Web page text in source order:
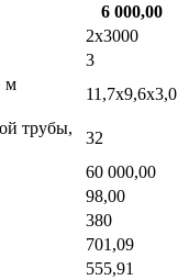
6 000,00
2х3000
3
м
11,7х9,6х3,0
трубы,
32
60 000,00
98,00
380
701,09
555,91